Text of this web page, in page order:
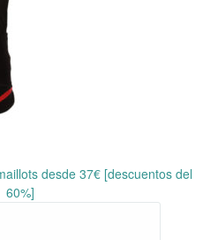
desde 37€ [descuentos del
60%]